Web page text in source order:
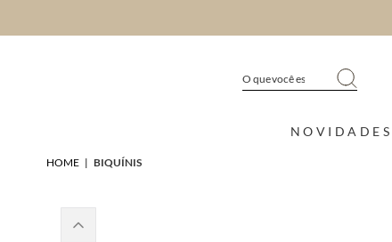
NOVIDADES
HOME | BIQUÍNIS